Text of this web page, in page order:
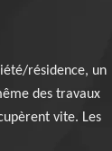
résidence, un
des travaux
vite. Les